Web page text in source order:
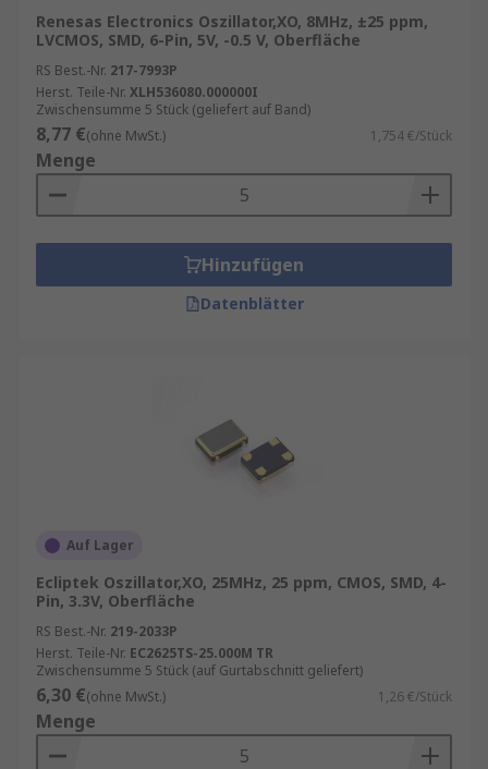
Renesas Electronics Oszillator,XO, 8MHz, ±25 ppm,
LVCMOS, SMD, 6-Pin, 5V, -0.5 V, Oberfläche
RS Best.-Nr. 217-7993P
Herst. Teile-Nr. XLH536080.000000I
Zwischensumme 5 Stück (geliefert auf Band)
8,77 €(ohne MwSt.) 1,754 €/Stück
Menge
Hinzufügen
Datenblätter
Auf Lager
Ecliptek Oszillator,XO, 25MHz, 25 ppm, CMOS, SMD, 4-
Pin, 3.3V, Oberfläche
RS Best.-Nr. 219-2033P
Herst. Teile-Nr. EC2625TS-25.000M TR
Zwischensumme 5 Stück (auf Gurtabschnitt geliefert)
6,30 €(ohne MwSt.) 1,26 €/Stück
Menge